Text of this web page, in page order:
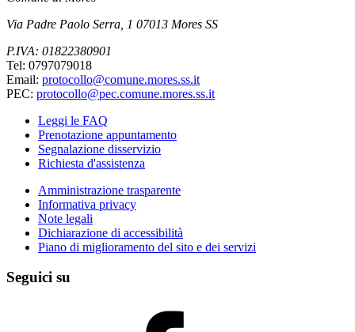
Via Padre Paolo Serra, 1 07013 Mores SS
P.IVA: 01822380901
Tel: 0797079018
Email: protocollo@comune.mores.ss.it
PEC: protocollo@pec.comune.mores.ss.it
Leggi le FAQ
Prenotazione appuntamento
Segnalazione disservizio
Richiesta d'assistenza
Amministrazione trasparente
Informativa privacy
Note legali
Dichiarazione di accessibilità
Piano di miglioramento del sito e dei servizi
Seguici su